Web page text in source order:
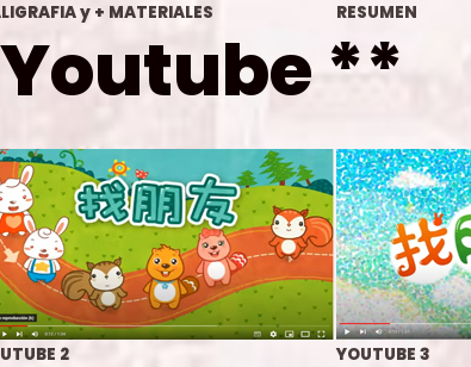
y + MATERIALES RESUMEN
Youtube **
2 YOUTUBE 3